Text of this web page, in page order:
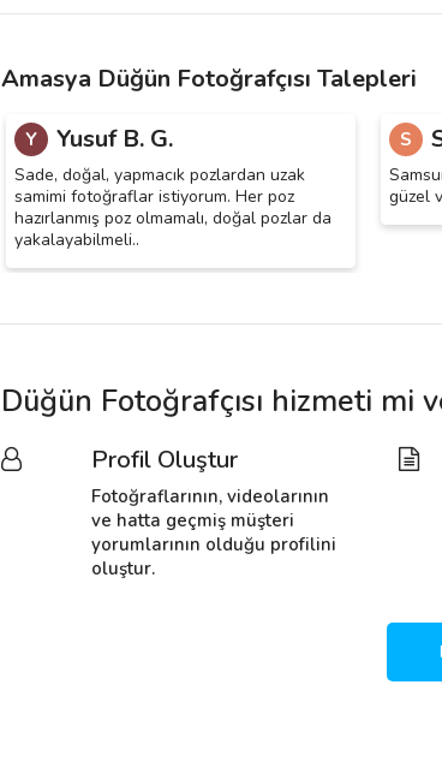
Amasya Düğün Fotoğrafçısı Talepleri
Y Yusuf B. G.
Sade, doğal, yapmacık pozlardan uzak
samimi fotoğraflar istiyorum. Her poz
hazırlanmış poz olmamalı, doğal pozlar da
yakalayabilmeli..
S
güzel
Düğün Fotoğrafçısı hizmeti mi
Profil Oluştur
Fotoğraflarının, videolarının
ve hatta geçmiş müşteri
yorumlarının olduğu profilini
oluştur.